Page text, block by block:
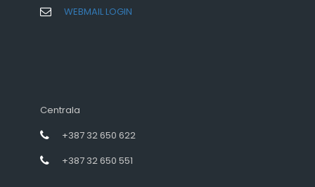
WEBMAIL LOGIN
Centrala
+387 32 650 622
+387 32 650 551